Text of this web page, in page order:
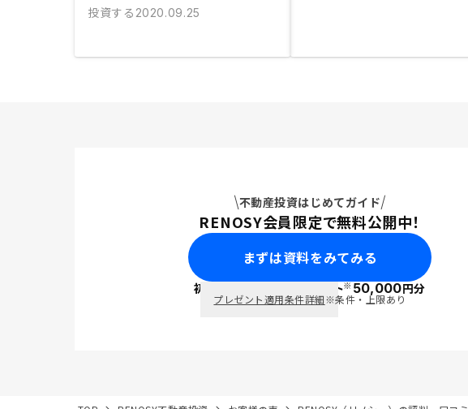
投資する 2020.09.25
不動産投資はじめてガイド
RENOSY会員限定で無料公開中！
まずは資料をみてみる
初回面談で ポイント※50,000円分
プレゼント適用条件詳細※条件・上限あり